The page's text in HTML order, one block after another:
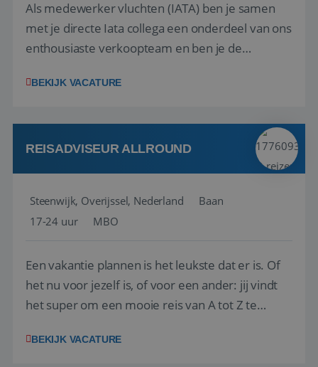
Als medewerker vluchten (IATA) ben je samen
met je directe Iata collega een onderdeel van ons
enthousiaste verkoopteam en ben je de
en tarieven waar je collega’s niet uitkomen.
kwaliteitsbewaking van alles wat met IATA te m...
BEKIJK VACATURE
REISADVISEUR ALLROUND
Steenwijk, Overijssel, Nederland
Baan
17-24 uur
MBO
Een vakantie plannen is het leukste dat er is. Of
het nu voor jezelf is, of voor een ander: jij vindt
het super om een mooie reis van A tot Z te
vakantiegangers de meest prachtige plekjes op
BEKIJK VACATURE